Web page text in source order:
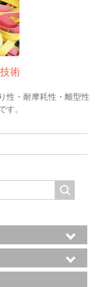
術
性・耐摩耗性・離型性
す。